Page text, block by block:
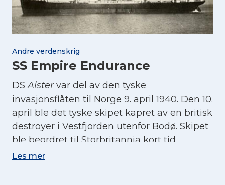
Andre verdenskrig
SS Empire Endurance
DSAlstervar del av den tyske
invasjonsflåten til Norge 9. april 1940. Den 10.
april ble det tyske skipet kapret av en britisk
destroyer i Vestfjorden utenfor Bodø. Skipet
ble beordret til Storbritannia kort tid
etterpå, men ble angrepet av tyske fly i
Les mer